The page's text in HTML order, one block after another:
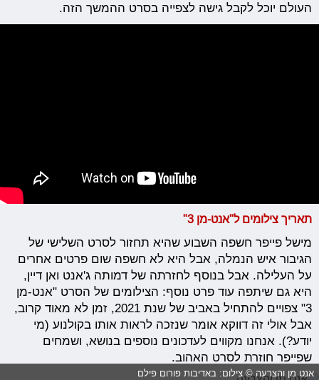
העולם יוכל לקבל גישה לצפייה בסרט ההמשך הזה.
תאריך צילומים ל"אנט-מן 3"
מישל פייפר חשפה השבוע שהיא תחזור לסרט השלישי של
הגיבור איש הנמלה, אבל היא לא חשפה שום פרטים אחרים
על העלילה. אבל בנוסף לחזרתה של דמותה ג'אנט ואן דיין,
היא גם שיתפה עוד פרט נוסף: הצילומים של הסרט "אנט-מן
3" צפויים להתחיל באביב של שנת 2021, זמן לא מאוד קרוב,
אבל אולי זה דווקא אומר שנזכה לראות אותו בקולנוע (מי
יודע?). אנחנו מקווים לעדכונים נוספים בנושא, ושמחים
שפייפר חוזרת לסרט האהוב.
אנט מן והצרעה © צילום: באדיבות פורום פילם